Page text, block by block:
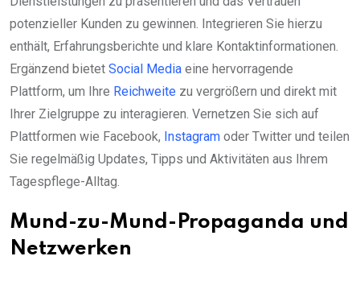
potenzieller Kunden zu gewinnen. Integrieren Sie hierzu
enthält, Erfahrungsberichte und klare Kontaktinformationen.
Ergänzend bietet Social Media eine hervorragende
Plattform, um Ihre Reichweite zu vergrößern und direkt mit
Ihrer Zielgruppe zu interagieren. Vernetzen Sie sich auf
Plattformen wie Facebook, Instagram oder Twitter und teilen
Sie regelmäßig Updates, Tipps und Aktivitäten aus Ihrem
Tagespflege-Alltag.
Mund-zu-Mund-Propaganda und
Netzwerken